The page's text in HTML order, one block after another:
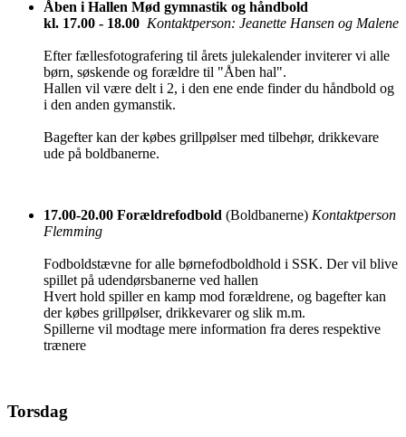
Åben i Hallen Mød gymnastik og håndbold
kl. 17.00 - 18.00 Kontaktperson: Jeanette Hansen og Malene
Efter fællesfotografering til årets julekalender inviterer vi alle
børn, søskende og forældre til "Åben hal".
Hallen vil være delt i 2, i den ene ende finder du håndbold og
i den anden gymanstik.
Bagefter kan der købes grillpølser med tilbehør, drikkevare
ude på boldbanerne.
17.00-20.00 Forældrefodbold (Boldbanerne) Kontaktperson
Flemming
Fodboldstævne for alle børnefodboldhold i SSK. Der vil blive
spillet på udendørsbanerne ved hallen
Hvert hold spiller en kamp mod forældrene, og bagefter kan
der købes grillpølser, drikkevarer og slik m.m.
Spillerne vil modtage mere information fra deres respektive
trænere
Torsdag